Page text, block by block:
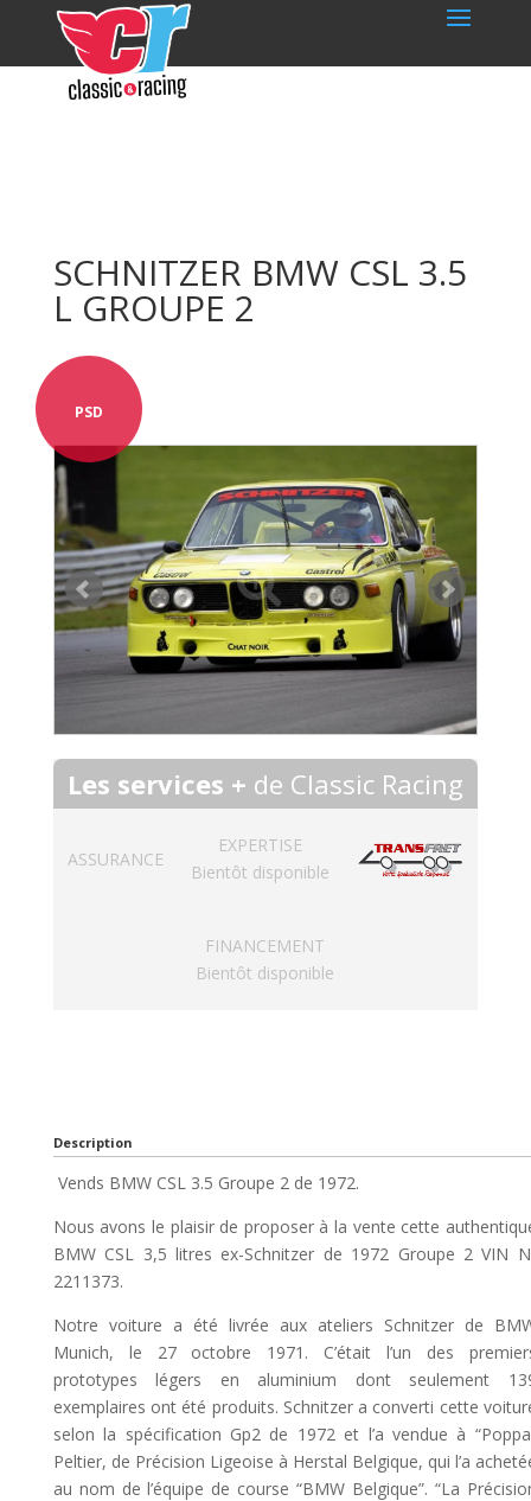
SCHNITZER BMW CSL 3.5
L GROUPE 2
PSD
Les services + de Classic Racing
ASSURANCE
EXPERTISE
Bientôt disponible
FINANCEMENT
Bientôt disponible
Description
Vends BMW CSL 3.5 Groupe 2 de 1972.
Nous avons le plaisir de proposer à la vente cette
BMW CSL 3,5 litres ex-Schnitzer de 1972 Groupe 2 VIN
2211373.
Notre voiture a été livrée aux ateliers Schnitzer de
Munich, le 27 octobre 1971. C’était l’un des
prototypes légers en aluminium dont seulement
exemplaires ont été produits. Schnitzer a converti cette
selon la spécification Gp2 de 1972 et l’a vendue à
Peltier, de Précision Ligeoise à Herstal Belgique, qui l’a
au nom de l’équipe de course “BMW Belgique”. “La